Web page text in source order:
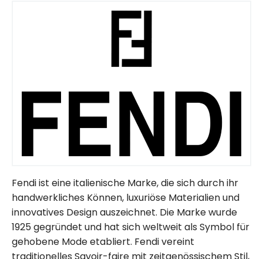
Fendi ist eine italienische Marke, die sich durch ihr
handwerkliches Können, luxuriöse Materialien und
innovatives Design auszeichnet. Die Marke wurde
1925 gegründet und hat sich weltweit als Symbol für
gehobene Mode etabliert. Fendi vereint
traditionelles Savoir-faire mit zeitgenössischem Stil,